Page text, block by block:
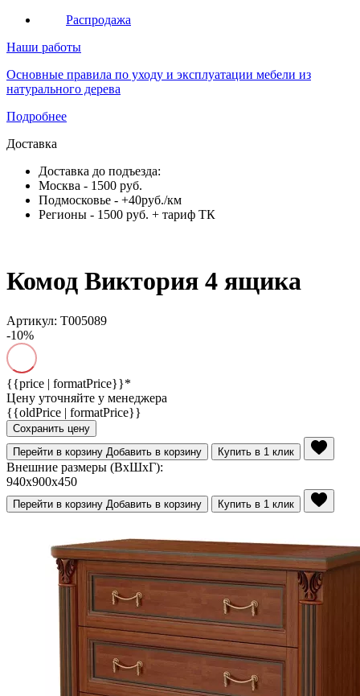
Распродажа
Наши работы
Основные правила по уходу и эксплуатации мебели из
натурального дерева
Подробнее
Доставка
Доставка до подъезда:
Москва - 1500 руб.
Подмосковье - +40руб./км
Регионы - 1500 руб. + тариф ТК
Комод Виктория 4 ящика
Артикул: Т005089
-10%
{{price | formatPrice}}*
Цену уточняйте у менеджера
{{oldPrice | formatPrice}}
Сохранить цену
Перейти в корзину Добавить в корзину Купить в 1 клик
Внешние размеры (ВхШхГ):
940x900x450
Перейти в корзину Добавить в корзину Купить в 1 клик